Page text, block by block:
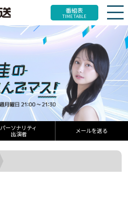
番組表
TIME TABLE
パーソナリティ
出演者
メールを送る